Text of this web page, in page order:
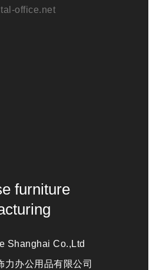
office.net
furniture
Shanghai Co.,Ltd
力办公用品有限公司